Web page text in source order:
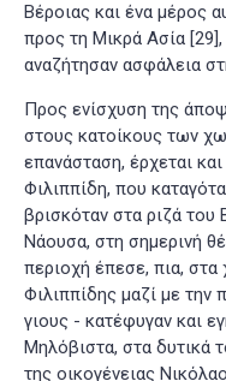
Βέροιας και ένα μέρος
προς τη Μικρά Ασία [29]
αναζήτησαν ασφάλεια
Προς ενίσχυση της
στους κατοίκους των
επανάσταση, έρχεται
Φιλιππίδη, που
βρισκόταν στα ριζά του
Νάουσα, στη σημερινή
περιοχή έπεσε, πια,
Φιλιππίδης μαζί με την
γιους - κατέφυγαν και
Μηλόβιστα, στα δυτικά
της οικογένειας